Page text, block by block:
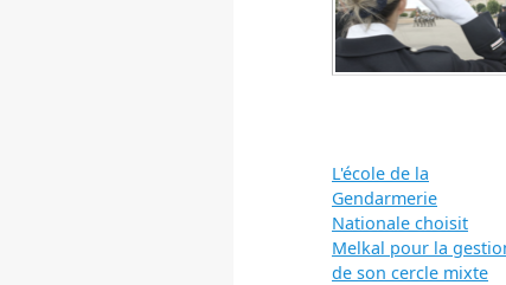
L'école de la
Gendarmerie
Nationale choisit
Melkal pour la
de son cercle mixte